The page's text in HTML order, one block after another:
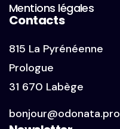
Mentions légales
Contacts
815 La Pyrénéenne
Prologue
31 670 Labège
bonjour@odonata.pro